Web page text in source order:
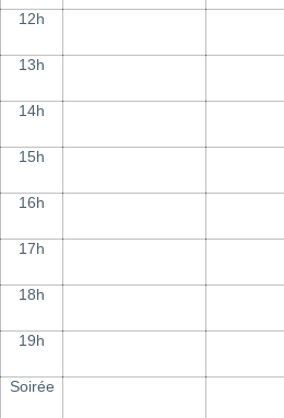
12h
13h
14h
15h
16h
17h
18h
19h
Soirée